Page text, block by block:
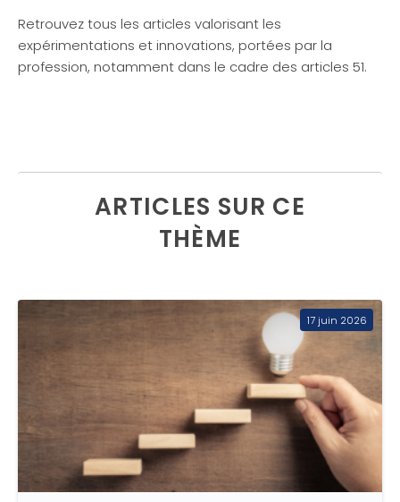
Retrouvez tous les articles valorisant les
expérimentations et innovations, portées par la
profession, notamment dans le cadre des articles 51.
ARTICLES SUR CE
THÈME
17 juin 2026